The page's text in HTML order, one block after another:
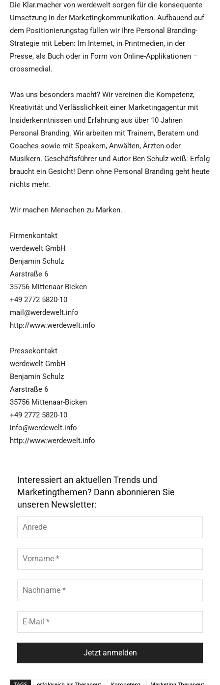
Die Klar.macher von werdewelt sorgen für die konsequente
Umsetzung in der Marketingkommunikation. Aufbauend auf
dem Positionierungstag füllen wir Ihre Personal Branding-
Strategie mit Leben: Im Internet, in Printmedien, in der
Presse, als Buch oder in Form von Online-Applikationen –
crossmedial.
Was uns besonders macht? Wir vereinen die Kompetenz,
Kreativität und Verlässlichkeit einer Marketingagentur mit
Insiderkenntnissen und Erfahrung aus über 10 Jahren
Personal Branding. Wir arbeiten mit Trainern, Beratern und
Coaches sowie mit Speakern, Anwälten, Ärzten oder
Musikern. Geschäftsführer und Autor Ben Schulz weiß: Erfolg
braucht ein Gesicht! Denn ohne Personal Branding geht heute
nichts mehr.
Wir machen Menschen zu Marken.
Firmenkontakt
werdewelt GmbH
Benjamin Schulz
Aarstraße 6
35756 Mittenaar-Bicken
+49 2772 5820-10
mail@werdewelt.info
http://www.werdewelt.info
Pressekontakt
werdewelt GmbH
Benjamin Schulz
Aarstraße 6
35756 Mittenaar-Bicken
+49 2772 5820-10
info@werdewelt.info
http://www.werdewelt.info
Interessiert an aktuellen Trends und
Marketingthemen? Dann abonnieren Sie
unseren Newsletter: